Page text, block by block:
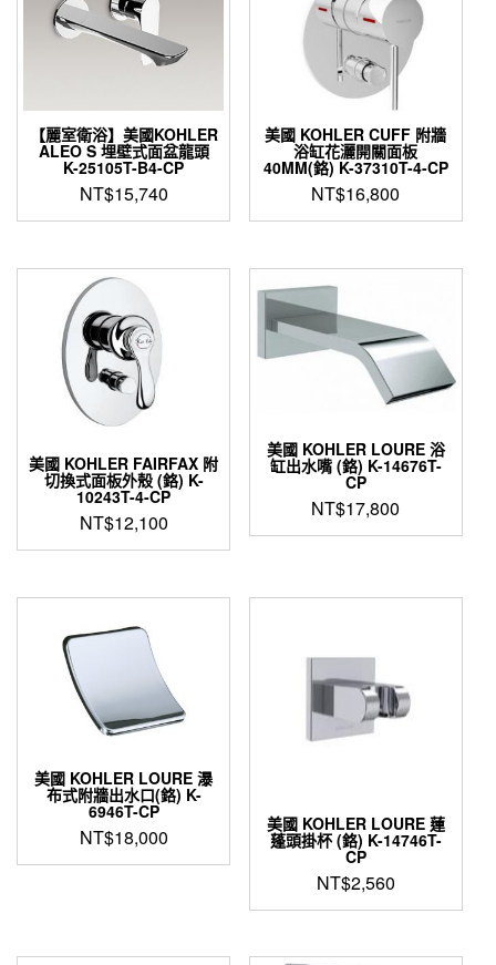
【麗室衛浴】美國KOHLER
ALEO S 埋壁式面盆龍頭
K-25105T-B4-CP
NT$15,740
美國 KOHLER CUFF 附牆
浴缸花灑開關面板
40MM(鉻) K-37310T-4-CP
NT$16,800
美國 KOHLER FAIRFAX 附
切換式面板外殼 (鉻) K-
10243T-4-CP
NT$12,100
美國 KOHLER LOURE 浴
缸出水嘴 (鉻) K-14676T-
CP
NT$17,800
美國 KOHLER LOURE 瀑
布式附牆出水口(鉻) K-
6946T-CP
NT$18,000
美國 KOHLER LOURE 蓮
蓬頭掛杯 (鉻) K-14746T-
CP
NT$2,560